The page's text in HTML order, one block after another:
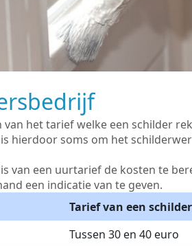
het tarief welke een schilder
hierdoor soms om het
van een uurtarief de kosten te
een indicatie van te geven.
Tarief van een schilder
Tussen 30 en 40 euro